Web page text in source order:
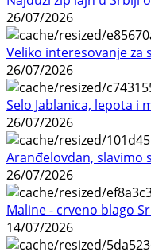
26/07/2026
Veliko interesovanje za
26/07/2026
Selo Jablanica, lepota i
26/07/2026
Aranđelovdan, slavimo
26/07/2026
Maline - crveno blago
14/07/2026